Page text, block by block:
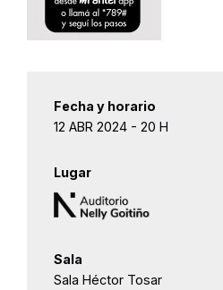
Fecha y horario
12 ABR 2024 - 20 H
Lugar
Sala
Sala Héctor Tosar